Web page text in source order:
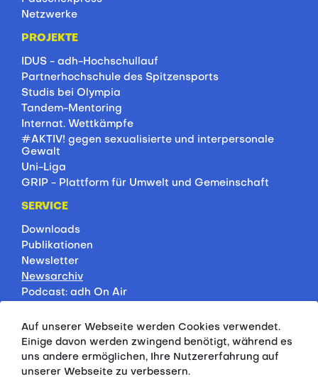
Netzwerke
PROJEKTE
IDUS - adh-Hochschullauf
Partnerhochschule des Spitzensports
Studis bei Olympia
Tandem-Mentoring
Internat. Wettkämpfe
#AKTIV! gegen sexualisierte und interpersonale
Gewalt
Uni-Liga
GRIP - Plattform für Umwelt und Gemeinschaft
SERVICE
Downloads
Publikationen
Newsletter
Newsarchiv
Podcast: adh On Air
Rankings
Servicepartner
HSP-Onlinekurse
Auf unserer Webseite werden Cookies verwendet.
Einige davon werden zwingend benötigt, während es
uns andere ermöglichen, Ihre Nutzererfahrung auf
unserer Webseite zu verbessern.